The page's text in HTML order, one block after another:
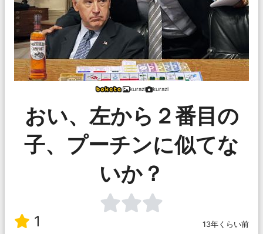
kurazi kurazi
おい、左から２番目の
子、プーチンに似てな
いか？
1 13年くらい前